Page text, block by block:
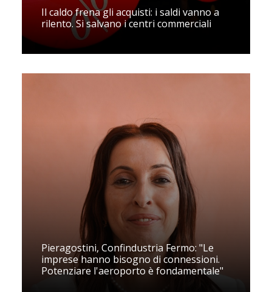
Il caldo frena gli acquisti: i saldi vanno a
rilento. Si salvano i centri commerciali
Pieragostini, Confindustria Fermo: "Le
imprese hanno bisogno di connessioni.
Potenziare l'aeroporto è fondamentale"